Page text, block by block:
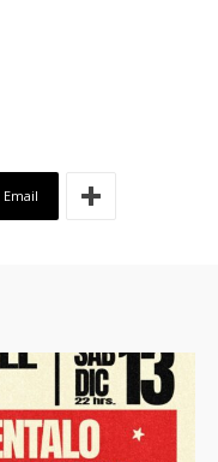
Email